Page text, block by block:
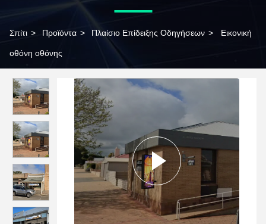
Σπίτι > Προϊόντα > Πλαίσιο Επίδειξης Οδηγήσεων > Εικονική
οθόνη οθόνης